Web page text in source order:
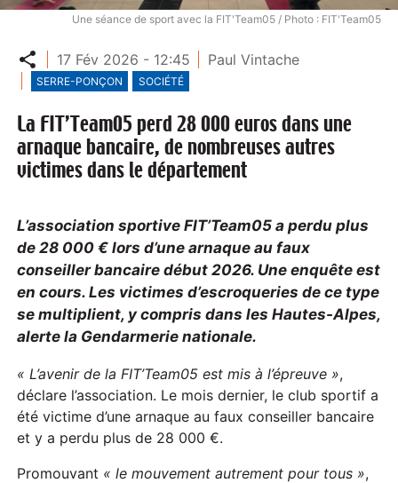
Une séance de sport avec la FIT'Team05 / Photo : FIT'Team05
Partager
17 Fév 2026 - 12:45 Paul Vintache
SERRE-PONÇON SOCIÉTÉ
La FIT’Team05 perd 28 000 euros dans une
arnaque bancaire, de nombreuses autres
victimes dans le département
L’association sportive FIT’Team05 a perdu plus
de 28 000 € lors d’une arnaque au faux
conseiller bancaire début 2026. Une enquête est
en cours. Les victimes d’escroqueries de ce type
se multiplient, y compris dans les Hautes-Alpes,
alerte la Gendarmerie nationale.
« L’avenir de la FIT’Team05 est mis à l’épreuve »,
déclare l’association. Le mois dernier, le club sportif a
été victime d’une arnaque au faux conseiller bancaire
et y a perdu plus de 28 000 €.
Promouvant « le mouvement autrement pour tous »,